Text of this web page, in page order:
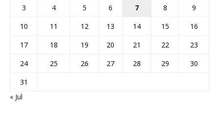
3
4 5 6 7 8
9
10
11 12 13 14 15
16
17
18 19 20 21 22
23
24
25 26 27 28 29
30
31
« Jul